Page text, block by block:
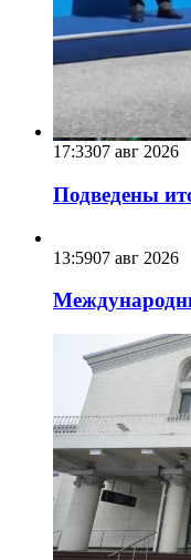
17:3307 авг 2026
Подведены
13:5907 авг 2026